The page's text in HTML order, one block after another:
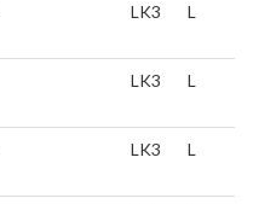
LK3 L
LK3 L
LK3 L